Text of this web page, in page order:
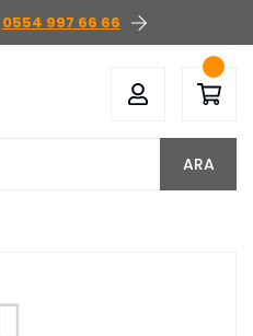
0554 997 66 66
ARA